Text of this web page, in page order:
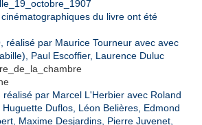
du livre ont été
réalisé par Maurice Tourneur avec avec
Paul Escoffier, Laurence Duluc
par Marcel L'Herbier avec Roland
Duflos, Léon Belières, Edmond
Maxime Desjardins, Pierre Juvenet,